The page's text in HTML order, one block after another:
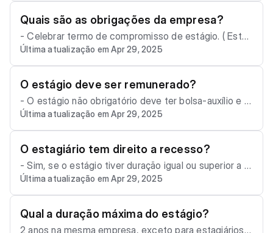
ntra acidentes pessoais. - Ambiente de trabalho segu
ro e saudável.
Quais são as obrigações da empresa?
- Celebrar termo de compromisso de estágio. ( Este
processo também pode ser realizado pela Integrador
a (Edoo). - Oferecer instalações adequadas para o ap
rendizado. - Indicar um supervisor para o estagiário. -
Contratar seguro contra acidentes pessoais. - Entreg
ar termo de realização do estágio ao final do período.
Última atualização em Apr 29, 2025
O estágio deve ser remunerado?
- O estágio não obrigatório deve ter bolsa-auxílio e a
uxílio-transporte. - O estágio obrigatório pode ou não
ter bolsa-auxílio e auxílio-transporte.
Última atualização em Apr 29, 2025
O estagiário tem direito a recesso?
- Sim, se o estágio tiver duração igual ou superior a 1
ano, o estagiário tem direito a 30 dias de recesso. -
O recesso pode ser concedido em período contínuo
ou fracionado, conforme acordado entre as partes.
Última atualização em Apr 29, 2025
Qual a duração máxima do estágio?
2 anos na mesma empresa, exceto para estagiários c